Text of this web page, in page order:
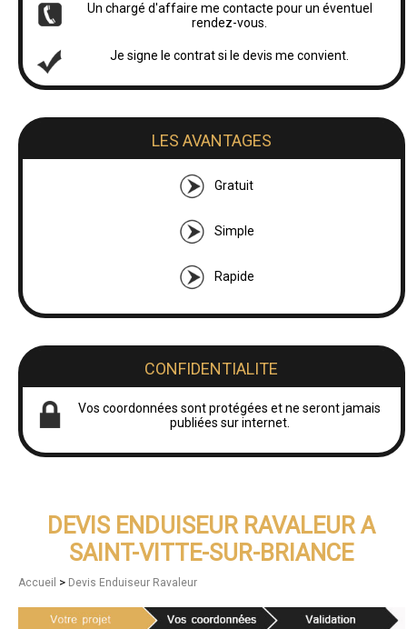
Un chargé d'affaire me contacte pour un éventuel
rendez-vous.
Je signe le contrat si le devis me convient.
LES AVANTAGES
Gratuit
Simple
Rapide
CONFIDENTIALITE
Vos coordonnées sont protégées et ne seront jamais
publiées sur internet.
DEVIS ENDUISEUR RAVALEUR A
SAINT-VITTE-SUR-BRIANCE
Accueil > Devis Enduiseur Ravaleur